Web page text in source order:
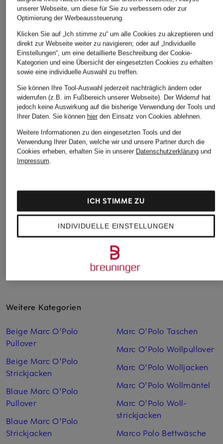
Marc O'Polo
T-Shirt
Levi's®
Ursprünglich:CHF 50
Marc O'Polo
Weitere Kategorien
Beige Marc O'Polo
Pullover
Beige Marc O'Polo
Strickjacken
Blaue Marc O'Polo
Pullover
Blaue Marc O'Polo
Strickjacken
Marc O'Polo Taschen
Marc O'Polo Wollpullover
Marc O'Polo Woll­jacken
Marc O'Polo Woll­mäntel
Marc O'Polo Woll­
strickjacken
Marco Polo Bettwäsche
unserer Webseite, um diese für Sie zu verbessern oder zur
Optimierung der Werbeaussteuerung.
Klicken Sie auf „Ich stimme zu“ um alle Cookies zu akzeptieren und
direkt zur Webseite weiter zu navigieren; oder auf „Individuelle
Einstellungen“, um eine detaillierte Beschreibung der Cookie-
Kategorien und eine Übersicht der eingesetzten Cookies zu erhalten
sowie eine individuelle Auswahl zu treffen.
Sie können Ihre Tool-Auswahl jederzeit nachträglich ändern oder
widerrufen (z.B. im Fußbereich unserer Webseite). Der Widerruf hat
jedoch keine Auswirkung auf die bisherige Verwendung der Tools und
Ihrer Daten. Sie können hierden Einsatz von Cookies ablehnen.
Weitere Informationen zu den eingesetzten Tools und der
Verwendung Ihrer Daten, welche wir und unsere Partner durch die
Cookies erheben, erhalten Sie in unserer Datenschutzerklärungund
Impressum.
INDIVIDUELLE EINSTELLUNGEN
ICH STIMME ZU